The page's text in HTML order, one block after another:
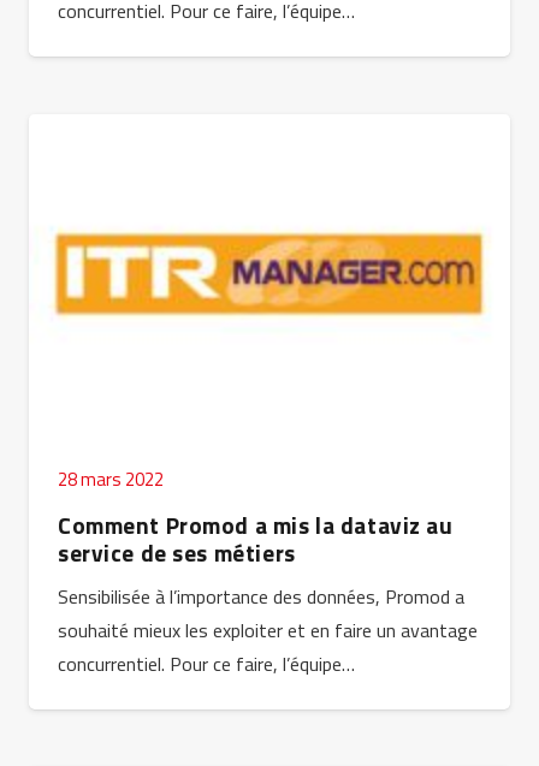
concurrentiel. Pour ce faire, l’équipe…
28 mars 2022
Comment Promod a mis la dataviz au
service de ses métiers
Sensibilisée à l’importance des données, Promod a
souhaité mieux les exploiter et en faire un avantage
concurrentiel. Pour ce faire, l’équipe…